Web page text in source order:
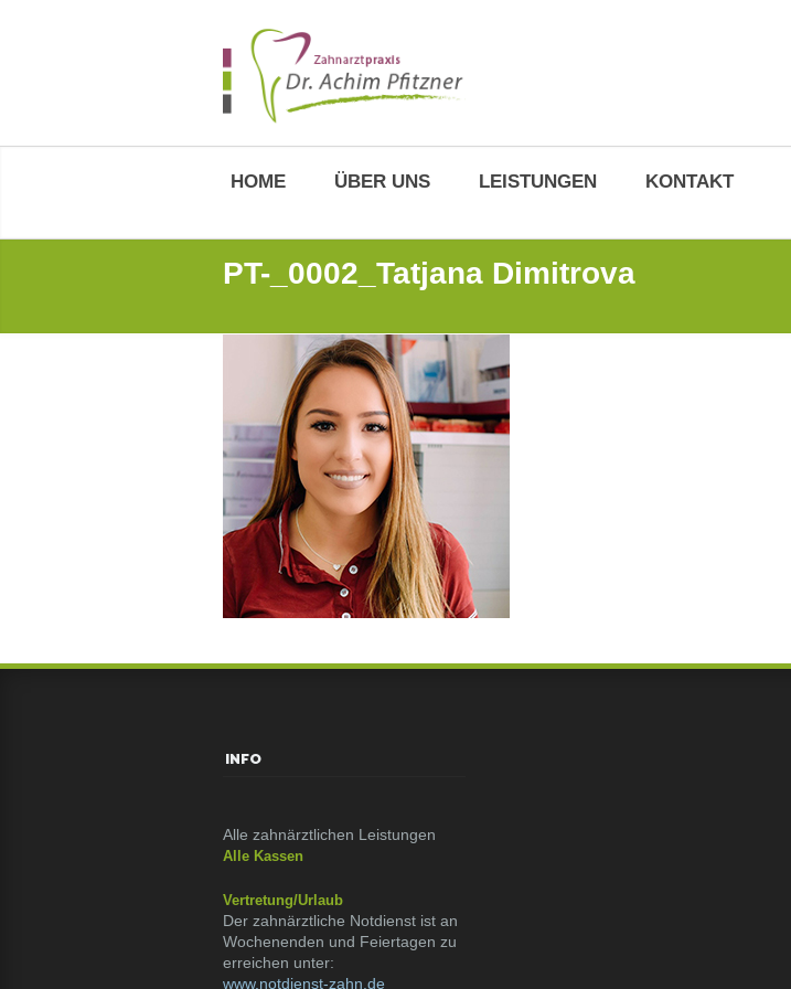
HOME ÜBER UNS LEISTUNGEN KONTAKT
PT-_0002_Tatjana Dimitrova
INFO
Alle zahnärztlichen Leistungen
Alle Kassen
Vertretung/Urlaub
Der zahnärztliche Notdienst ist an
Wochenenden und Feiertagen zu
erreichen unter:
www.notdienst-zahn.de